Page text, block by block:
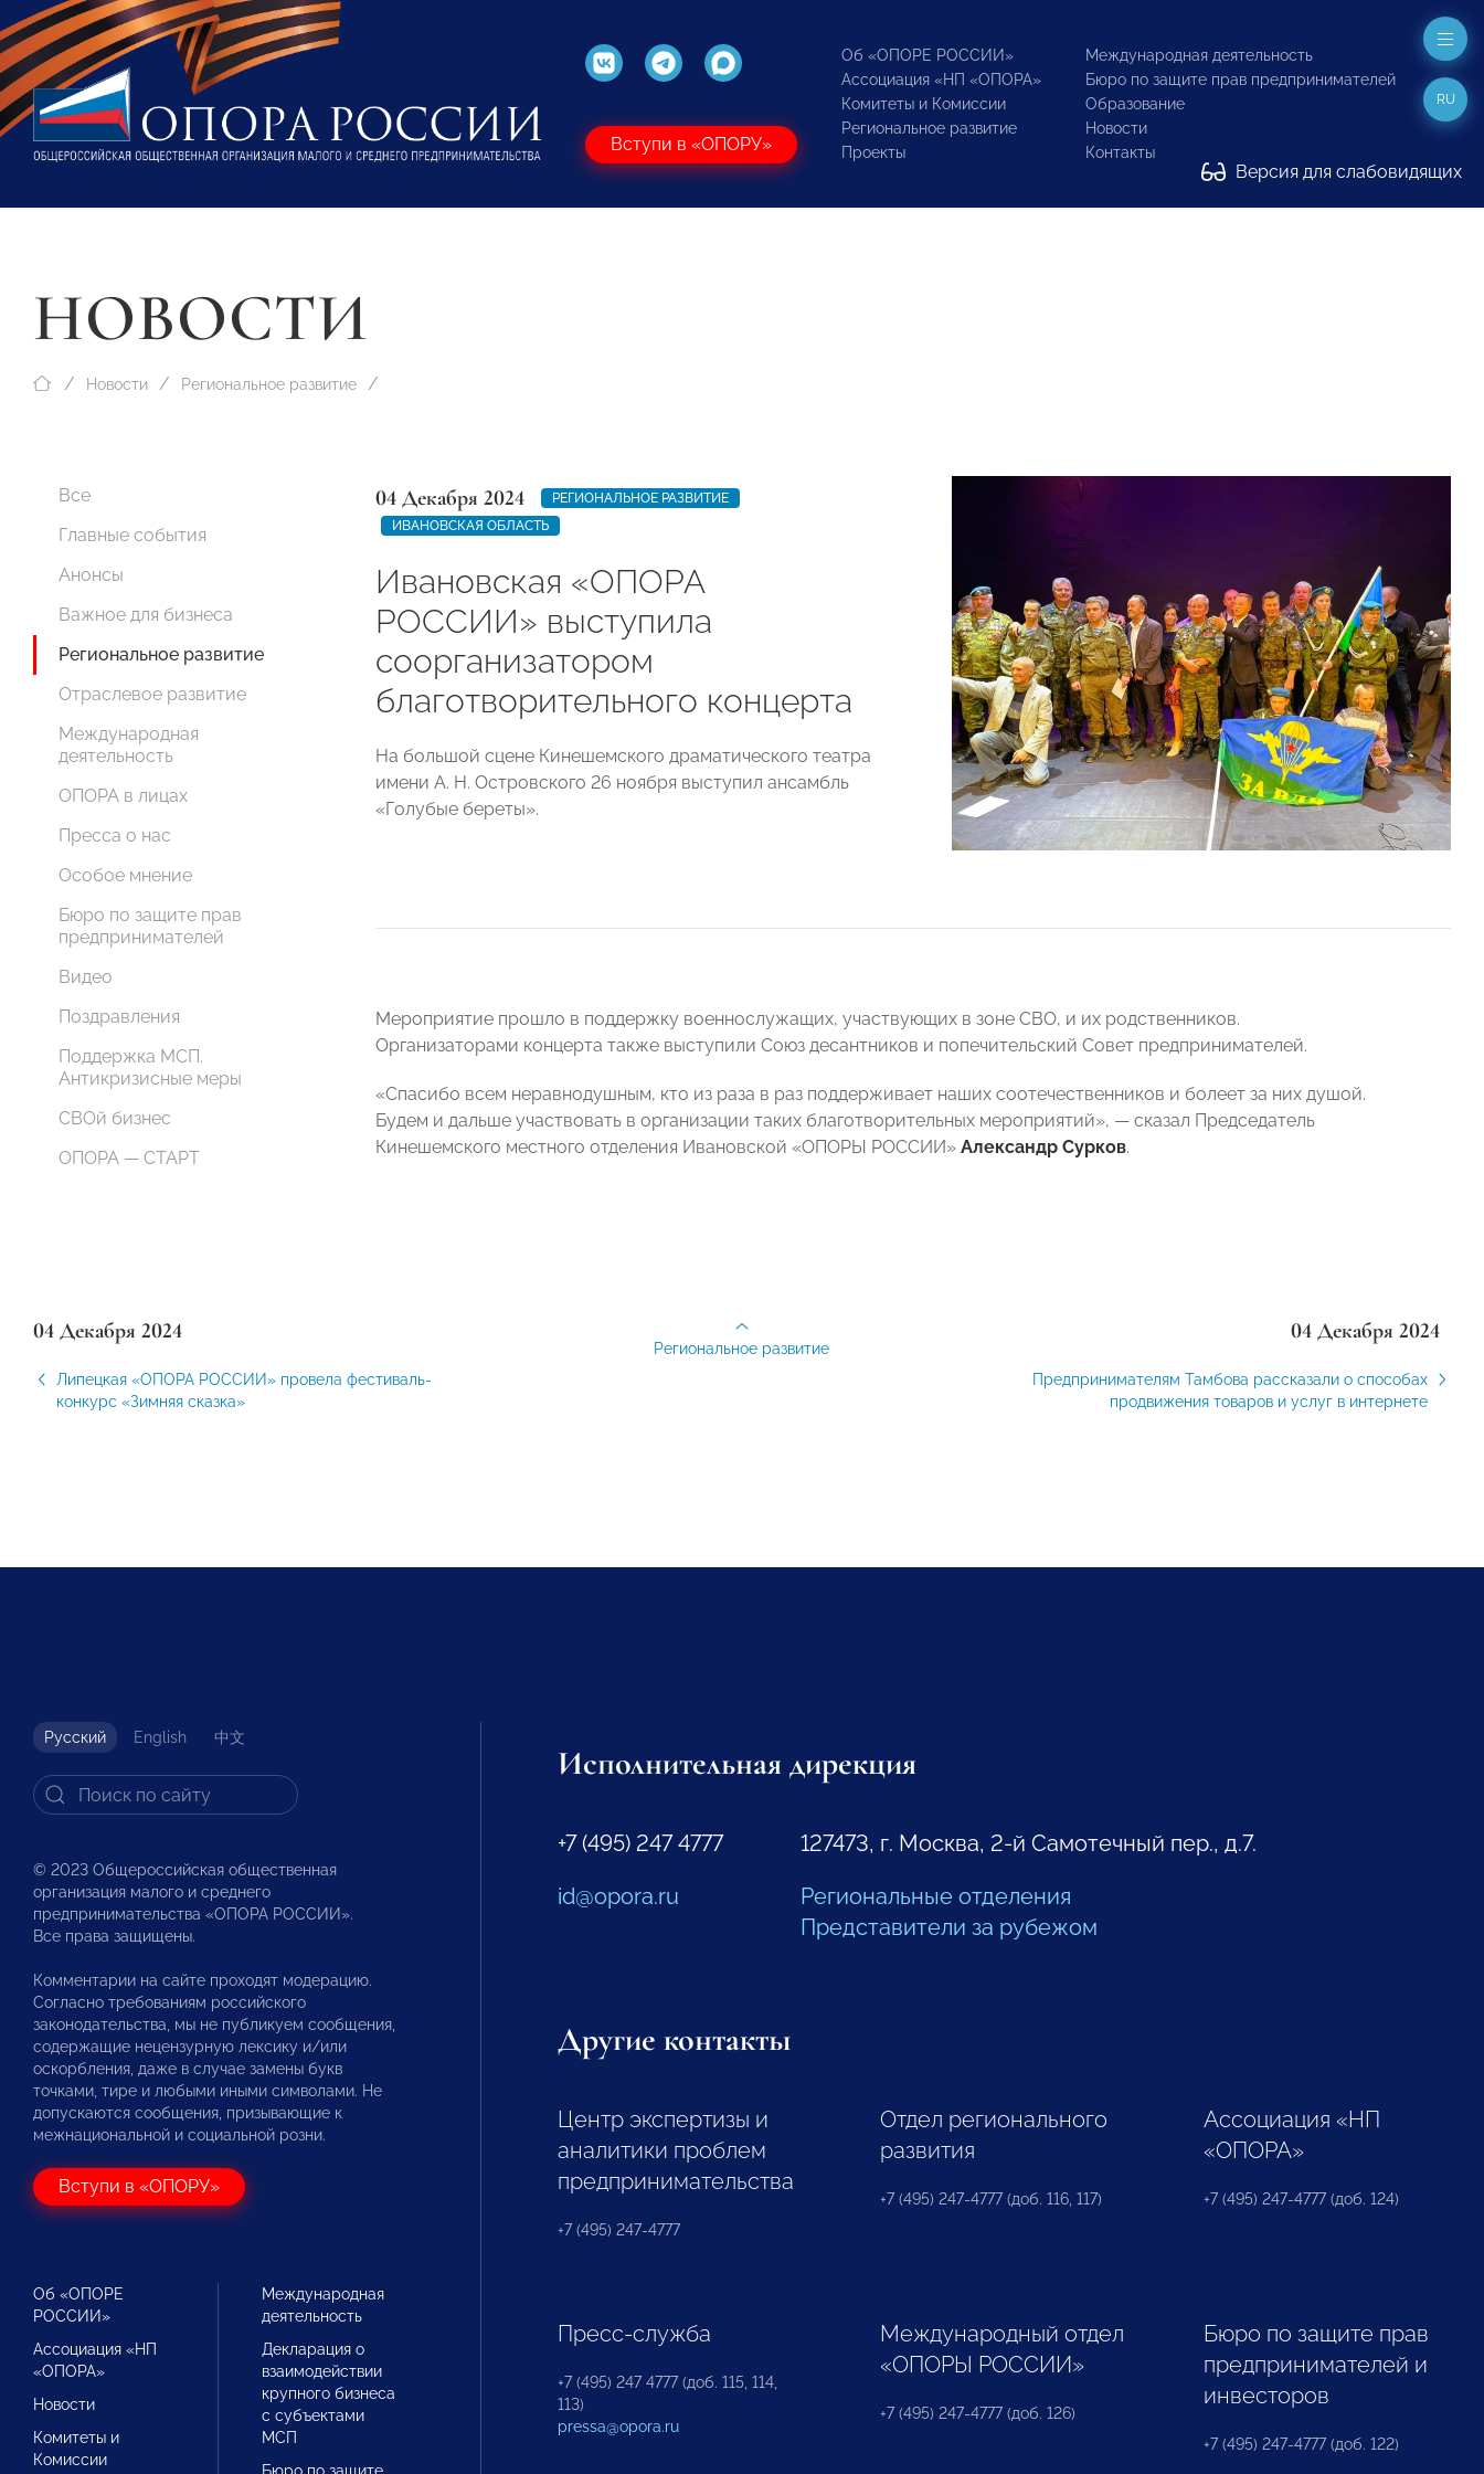
Вступи в «ОПОРУ»
Об «ОПОРЕ РОССИИ»
Ассоциация «НП «ОПОРА»
Комитеты и Комиссии
Региональное развитие
Проекты
Международная деятельность
Бюро по защите прав предпринимателей
Образование
Новости
Контакты
Версия для слабовидящих
RU
НОВОСТИ
Новости Региональное развитие
Все
Главные события
Анонсы
Важное для бизнеса
Региональное развитие
Отраслевое развитие
Международная
деятельность
ОПОРА в лицах
Пресса о нас
Особое мнение
Бюро по защите прав
предпринимателей
Видео
Поздравления
Поддержка МСП.
Антикризисные меры
СВОй бизнес
ОПОРА — СТАРТ
04 Декабря 2024
РЕГИОНАЛЬНОЕ РАЗВИТИЕ
ИВАНОВСКАЯ ОБЛАСТЬ
Ивановская «ОПОРА
РОССИИ» выступила
соорганизатором
благотворительного концерта
На большой сцене Кинешемского драматического театра
имени А. Н. Островского 26 ноября выступил ансамбль
«Голубые береты».
Мероприятие прошло в поддержку военнослужащих, участвующих в зоне СВО, и их родственников.
Организаторами концерта также выступили Союз десантников и попечительский Совет предпринимателей.
«Спасибо всем неравнодушным, кто из раза в раз поддерживает наших соотечественников и болеет за них душой.
Будем и дальше участвовать в организации таких благотворительных мероприятий», — сказал Председатель
Кинешемского местного отделения Ивановской «ОПОРЫ РОССИИ» Александр Сурков.
04 Декабря 2024
Липецкая «ОПОРА РОССИИ» провела фестиваль-
конкурс «Зимняя сказка»
04 Декабря 2024
Предпринимателям Тамбова рассказали о способах
продвижения товаров и услуг в интернете
Региональное развитие
Русский English 中文
© 2023 Общероссийская общественная
организация малого и среднего
предпринимательства «ОПОРА РОССИИ».
Все права защищены.
Комментарии на сайте проходят модерацию.
Согласно требованиям российского
законодательства, мы не публикуем сообщения,
содержащие нецензурную лексику и/или
оскорбления, даже в случае замены букв
точками, тире и любыми иными символами. Не
допускаются сообщения, призывающие к
межнациональной и социальной розни.
Вступи в «ОПОРУ»
Об «ОПОРЕ
РОССИИ»
Ассоциация «НП
«ОПОРА»
Новости
Комитеты и
Комиссии
Международная
деятельность
Декларация о
взаимодействии
крупного бизнеса
с субъектами
МСП
Исполнительная дирекция
+7 (495) 247 4777
id@opora.ru
127473, г. Москва, 2-й Самотечный пер., д.7.
Региональные отделения
Представители за рубежом
Другие контакты
Центр экспертизы и
аналитики проблем
предпринимательства
+7 (495) 247-4777
Отдел регионального
развития
+7 (495) 247-4777 (доб. 116, 117)
Ассоциация «НП
«ОПОРА»
+7 (495) 247-4777 (доб. 124)
Пресс-служба
+7 (495) 247 4777 (доб. 115, 114,
113)
pressa@opora.ru
Международный отдел
«ОПОРЫ РОССИИ»
+7 (495) 247-4777 (доб. 126)
Бюро по защите прав
предпринимателей и
инвесторов
+7 (495) 247-4777 (доб. 122)